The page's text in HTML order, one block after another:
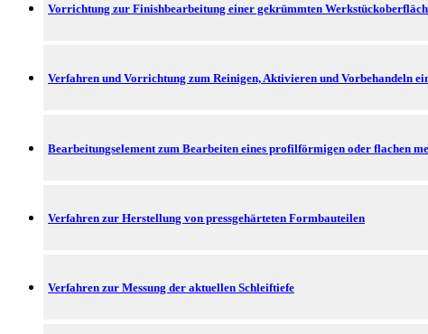
Vorrichtung zur Finishbearbeitung einer gekrümmten
Verfahren und Vorrichtung zum Reinigen, Aktivieren und Vorbehandeln
Bearbeitungselement zum Bearbeiten eines profilförmigen oder flachen
Verfahren zur Herstellung von pressgehärteten Formbauteilen
Verfahren zur Messung der aktuellen Schleiftiefe